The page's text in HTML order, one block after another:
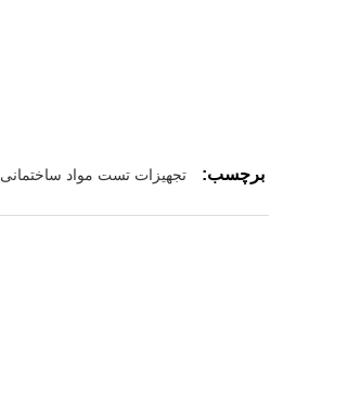
برچسب: تجهیزات تست مواد ساختمانی